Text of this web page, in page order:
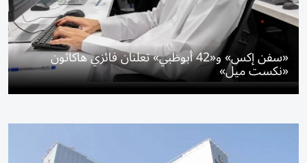
«سفن إكس» و«42 أبوظبي» تعلنان فائزي هاكاثون
«نكست ميل»